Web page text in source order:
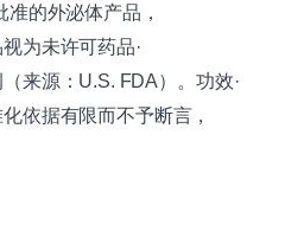
的外泌体产品，
为未许可药品·
来源：U.S. FDA）。功效·
依据有限而不予断言，